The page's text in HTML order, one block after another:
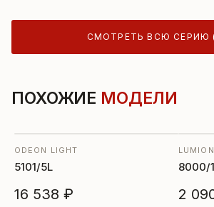
СМОТРЕТЬ ВСЮ СЕРИЮ
ПОХОЖИЕ МОДЕЛИ
ODEON LIGHT
5101/5L
16 538 ₽
LUMION
8000/
2